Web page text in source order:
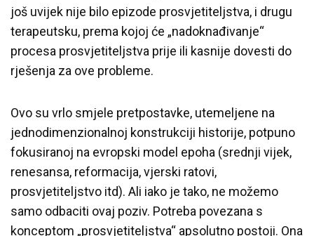
još uvijek nije bilo epizode prosvjetiteljstva, i drugu
terapeutsku, prema kojoj će „nadoknađivanje“
procesa prosvjetiteljstva prije ili kasnije dovesti do
rješenja za ove probleme.
Ovo su vrlo smjele pretpostavke, utemeljene na
jednodimenzionalnoj konstrukciji historije, potpuno
fokusiranoj na evropski model epoha (srednji vijek,
renesansa, reformacija, vjerski ratovi,
prosvjetiteljstvo itd). Ali iako je tako, ne možemo
samo odbaciti ovaj poziv. Potreba povezana s
konceptom „prosvjetiteljstva“ apsolutno postoji. Ona